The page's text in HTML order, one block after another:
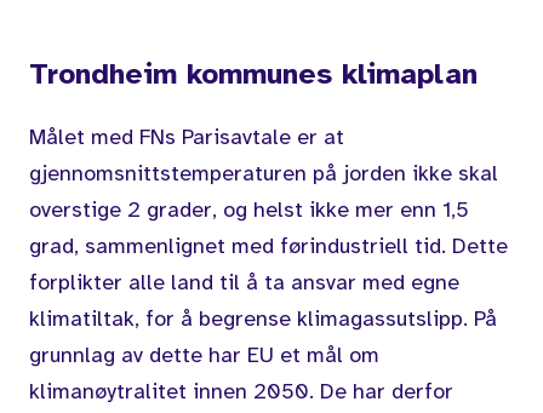
Trondheim kommunes klimaplan
Målet med FNs Parisavtale er at
gjennomsnittstemperaturen på jorden ikke skal
overstige 2 grader, og helst ikke mer enn 1,5
grad, sammenlignet med førindustriell tid. Dette
forplikter alle land til å ta ansvar med egne
klimatiltak, for å begrense klimagassutslipp. På
grunnlag av dette har EU et mål om
klimanøytralitet innen 2050. De har derfor